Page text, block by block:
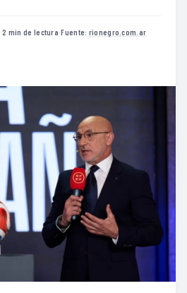
·2 min de lectura·Fuente: rionegro.com.ar